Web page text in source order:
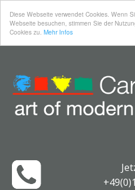
Diese Webseite verwendet Cookies. Wenn
Webseite besuchen, stimmen Sie der
Cookies zu. Mehr Infos